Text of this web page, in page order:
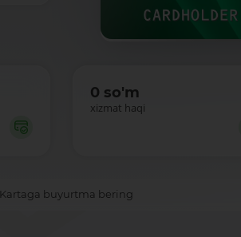
0 so'm
xizmat haqi
Kartaga buyurtma bering